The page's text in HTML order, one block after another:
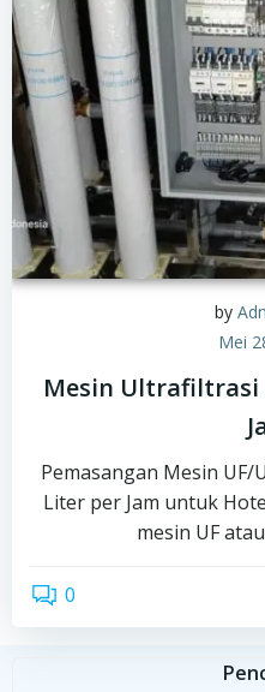
by
Mei
Mesin Ultrafiltrasi
Pemasangan Mesin
Liter per Jam untuk
mesin UF
0